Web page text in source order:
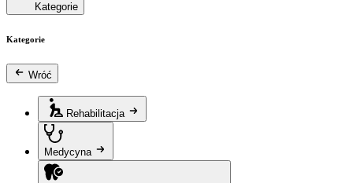
Kategorie
Kategorie
Wróć
Rehabilitacja
Medycyna